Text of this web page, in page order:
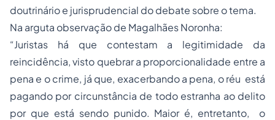
doutrinário e jurisprudencial do debate sobre o tema.
Na arguta observação de Magalhães Noronha:
“Juristas há que contestam a legitimidade da
reincidência, visto quebrar a proporcionalidade entre a
pena e o crime, já que, exacerbando a pena, o réu está
pagando por circunstância de todo estranha ao delito
por que está sendo punido. Maior é, entretanto, o